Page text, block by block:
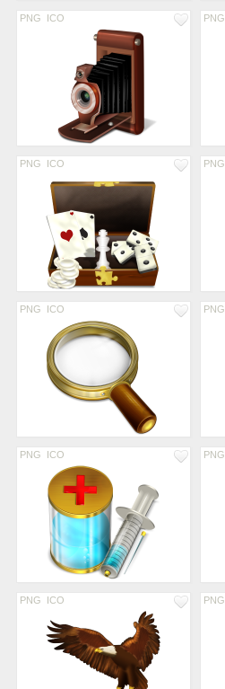
PNG ICO PNG
PNG ICO PNG
PNG ICO PNG
PNG ICO PNG
PNG ICO PNG